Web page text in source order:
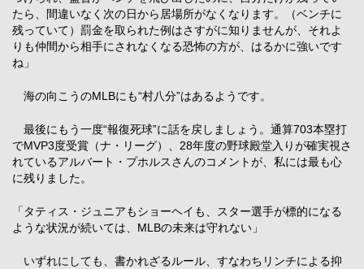
たら、間違いなく次の日から居場所がなくなります。（ベンチに
残っていて）罰金を取られた例はさすがに知りませんが、それよ
りも仲間から相手にされなくなる恐怖の方が、はるかに強いです
ね」
海の向こうのMLBにも“村八分”はあるようです。
最後にもう一度“報復死球”に話を戻しましょう。通算703本塁打
でMVP3度受賞（ナ・リーグ）、28年度の野球殿堂入りが確実視さ
れているアルバート・プホルスさんのコメントが、私には最も心
に残りました。
「タティス・ジュニアもショーヘイも、スター選手が標的になる
ような状況が続いては、MLBの未来は守れない」
いずれにしても、書かれざるルール、すなわちリンチによる抑